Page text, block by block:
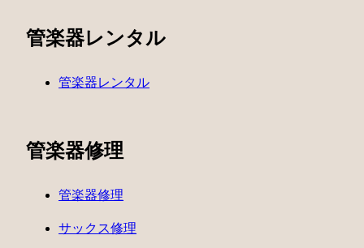
管楽器レンタル
管楽器レンタル
管楽器修理
管楽器修理
サックス修理